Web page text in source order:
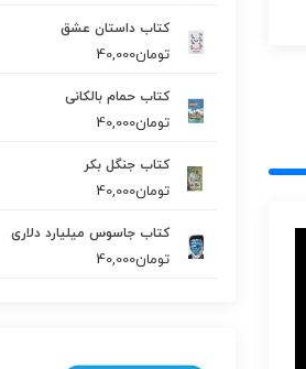
کتاب داستان عشق
تومان40,000
کتاب حمام بالکانی
تومان40,000
کتاب جنگل بکر
تومان40,000
کتاب جاسوس میلیارد دلاری
تومان40,000